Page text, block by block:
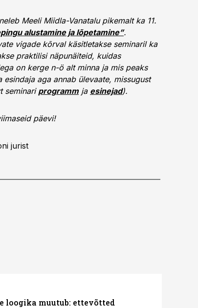
Meeli Miidla-Vanatalu pikemalt ka 11.
alustamine ja lõpetamine”.
vigade kõrval käsitletakse seminaril ka
praktilisi näpunäiteid, kuidas
on kerge n-ö alt minna ja mis peaks
aga annab ülevaate, missugust
seminari programmja esinejad).
päevi!
jurist
loogika muutub: ettevõtted